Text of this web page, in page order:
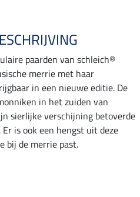
paarden van schleich®
merrie met haar
in een nieuwe editie. De
in het zuiden van
sierlijke verschijning betoverde
is ook een hengst uit deze
bij de merrie past.